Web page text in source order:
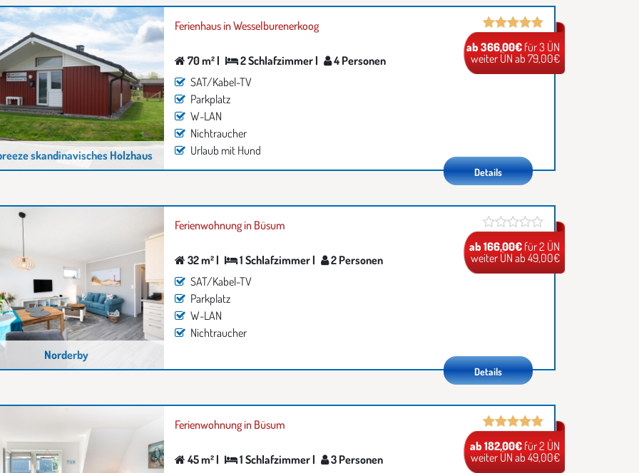
skandinavisches Holzhaus
Ferienhaus in Wesselburenerkoog
70 m² | 2 Schlafzimmer |
4 Personen
SAT/Kabel-TV
Parkplatz
W-LAN
Nichtraucher
Urlaub mit Hund
ab 366,00€für 3 ÜN
weiter ÜN ab 79,00€
Details
Norderby
Ferienwohnung in Büsum
32 m² | 1 Schlafzimmer |
2 Personen
SAT/Kabel-TV
Parkplatz
W-LAN
Nichtraucher
ab 166,00€für 2 ÜN
weiter ÜN ab 49,00€
Details
Ferienwohnung in Büsum
45 m² | 1 Schlafzimmer |
3 Personen
ab 182,00€für 2 ÜN
weiter ÜN ab 49,00€